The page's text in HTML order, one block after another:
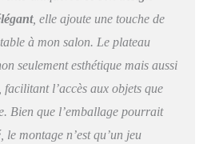
, elle ajoute une touche de
à mon salon. Le plateau
seulement esthétique mais aussi
l’accès aux objets que
Bien que l’emballage pourrait
le montage n’est qu’un jeu